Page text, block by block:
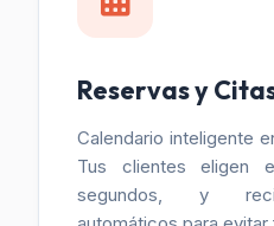
Reservas y
Calendario inteligente
Tus clientes
segundos, y